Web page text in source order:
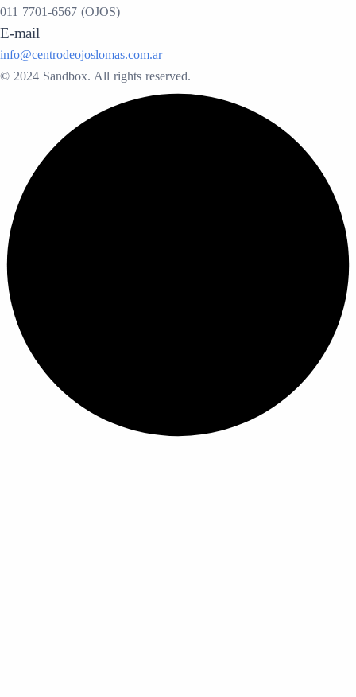
011 7701-6567 (OJOS)
E-mail
info@centrodeojoslomas.com.ar
© 2024 Sandbox. All rights reserved.